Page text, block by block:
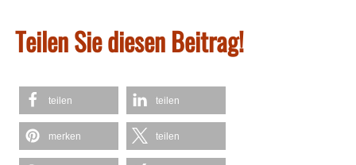
Teilen Sie diesen Beitrag!
teilen teilen
merken teilen